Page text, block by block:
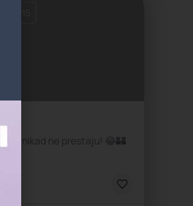
i igra nikad ne prestaju! 😂🏰